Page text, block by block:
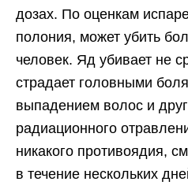
дозах. По оценкам
полония, может убить
человек. Яд убивает не
страдает головными
выпадением волос и
радиационного
никакого противоядия,
в течение нескольких